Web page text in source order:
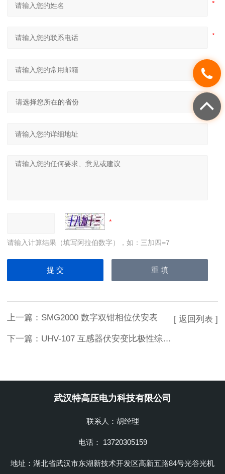
请输入计算结果（填写阿拉伯数字），如：三加四=7
上一篇： SMG2000 数字双钳相位伏安表
下一篇： UHV-107 互感器伏安变比极性综合测试仪
[ 返回列表 ]
武汉特高压电力科技有限公司
联系人：胡经理
电话： 13720305159
地址：湖北省武汉市东湖新技术开发区高新五路84号光谷光机